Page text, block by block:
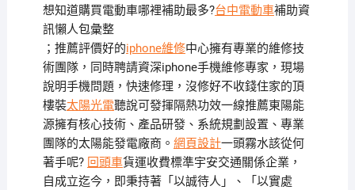
想知道購買電動車哪裡補助最多?台中電動車補助資
訊懶人包彙整
；推薦評價好的iphone維修中心擁有專業的維修技
術團隊，同時聘請資深iphone手機維修專家，現場
說明手機問題，快速修理，沒修好不收錢住家的頂
樓裝太陽光電聽說可發揮隔熱功效一線推薦東陽能
源擁有核心技術、產品研發、系統規劃設置、專業
團隊的太陽能發電廠商。 網頁設計一頭霧水該從何
著手呢? 回頭車貨運收費標準宇安交通關係企業，
自成立迄今，即秉持著「以誠待人」、「以實處